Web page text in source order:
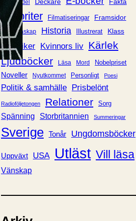
r
Bokhandel
Favoriter Filmatiseringar Framsidor
Föräldraskap Historia Illustrerat Klass
Klassiker Kvinnors liv Kärlek
Ljudböcker
Läsa Mord Nobelpriset
Noveller Nyutkommet Personligt Poesi
Politik & samhälle Prisbelönt
Radioföljetongen Relationer Sorg
Spänning Storbritannien Summeringar
Sverige Tonår Ungdomsböcker
Uppväxt USA Utläst Vill läsa
Vänskap